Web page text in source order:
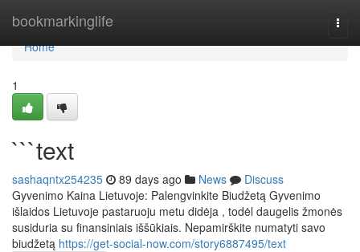
bookmarkinglife
Home
Home
1
```text
sashaqntx254235 89 days ago News
Discuss
Gyvenimo Kaina Lietuvoje: Palengvinkite Biudžetą Gyvenimo
išlaidos Lietuvoje pastaruoju metu didėja , todėl daugelis žmonės
susiduria su finansiniais iššūkiais. Nepamirškite numatyti savo
biudžetą https://get-social-now.com/story6887495/text